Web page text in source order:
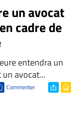
un avocat
cadre de
entendra un
avocat...
Commenter